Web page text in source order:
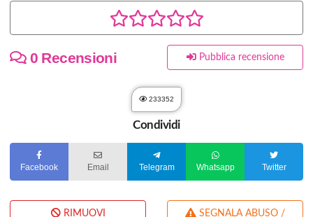
0 Recensioni Pubblica recensione
233352
Condividi
Facebook Email Telegram Whatsapp Twitter
RIMUOVI